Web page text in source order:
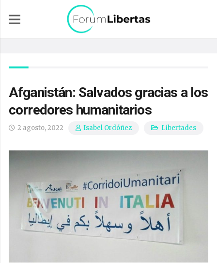
Afganistán: Salvados gracias a los
corredores humanitarios
2 agosto, 2022 Isabel Ordóñez Libertades